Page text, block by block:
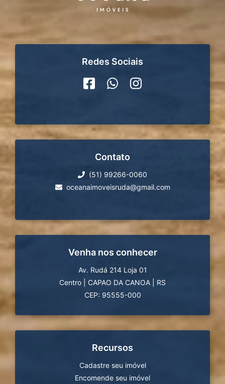
Redes Sociais
Contato
(51) 99266-0060
oceanaimoveisruda@gmail.com
Venha nos conhecer
Av. Rudá 214 Loja 01
Centro
CAPAO DA CANOA
RS
CEP: 95555-000
Recursos
Cadastre seu imóvel
Encomende seu imóvel